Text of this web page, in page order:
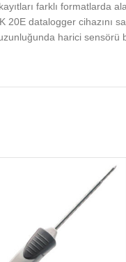
farklı formatlarda
datalogger cihazını
harici sensörü